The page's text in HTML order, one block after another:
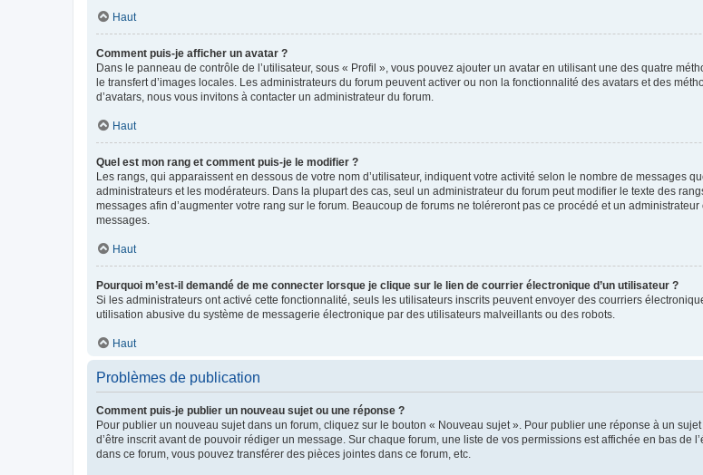
Haut
Comment puis-je afficher un avatar ?
Dans le panneau de contrôle de l’utilisateur, sous « Profil », vous pouvez ajouter un avatar en utilisant une des quatre
le transfert d’images locales. Les administrateurs du forum peuvent activer ou non la fonctionnalité des avatars et des
d’avatars, nous vous invitons à contacter un administrateur du forum.
Haut
Quel est mon rang et comment puis-je le modifier ?
Les rangs, qui apparaissent en dessous de votre nom d’utilisateur, indiquent votre activité selon le nombre de messages
administrateurs et les modérateurs. Dans la plupart des cas, seul un administrateur du forum peut modifier le texte des
messages afin d’augmenter votre rang sur le forum. Beaucoup de forums ne toléreront pas ce procédé et un
messages.
Haut
Pourquoi m’est-il demandé de me connecter lorsque je clique sur le lien de courrier électronique d’un utilisateur ?
Si les administrateurs ont activé cette fonctionnalité, seuls les utilisateurs inscrits peuvent envoyer des courriers
utilisation abusive du système de messagerie électronique par des utilisateurs malveillants ou des robots.
Haut
Problèmes de publication
Comment puis-je publier un nouveau sujet ou une réponse ?
Pour publier un nouveau sujet dans un forum, cliquez sur le bouton « Nouveau sujet ». Pour publier une réponse à un
d’être inscrit avant de pouvoir rédiger un message. Sur chaque forum, une liste de vos permissions est affichée en bas
dans ce forum, vous pouvez transférer des pièces jointes dans ce forum, etc.